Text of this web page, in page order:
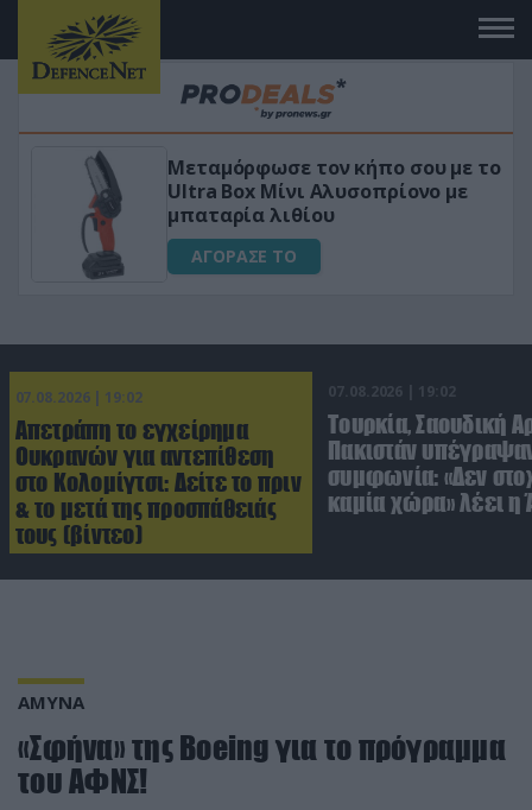
σου με το
με
«Μαγική» φόρμουλα
για αύξηση της
ΑΓΟΡΑΣΕ ΤΟ
07.08.2026 | 19:02
Απετράπη το εγχείρημα
Ουκρανών για αντεπίθεση
στο Κολομίγτσι: Δείτε το πριν
& το μετά της προσπάθειάς
τους (βίντεο)
07.08.2026 | 19:02
Τουρκία, Σαουδική
Πακιστάν
συμφωνία: «Δεν
καμία χώρα» λέει η
ΑΜΥΝΑ
«Σφήνα» της Boeing για το πρόγραμμα
του ΑΦΝΣ!